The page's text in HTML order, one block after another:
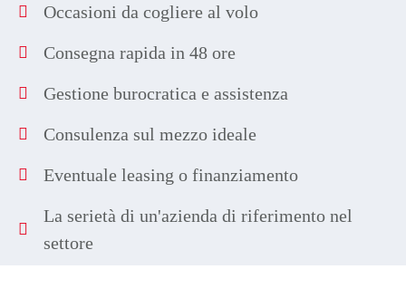
Occasioni da cogliere al volo
Consegna rapida in 48 ore
Gestione burocratica e assistenza
Consulenza sul mezzo ideale
Eventuale leasing o finanziamento
La serietà di un'azienda di riferimento nel
settore